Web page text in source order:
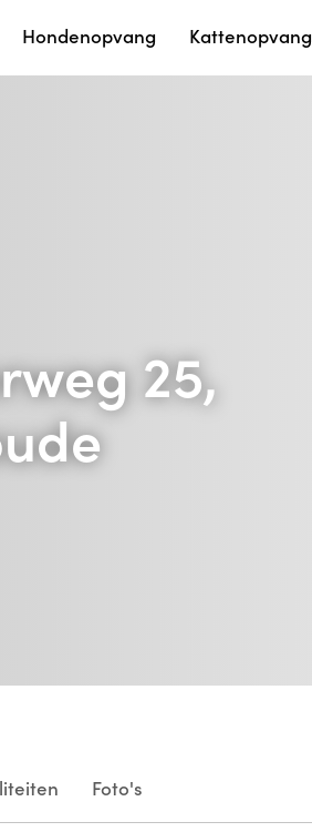
Hondenopvang Kattenopvang
25,
Foto's